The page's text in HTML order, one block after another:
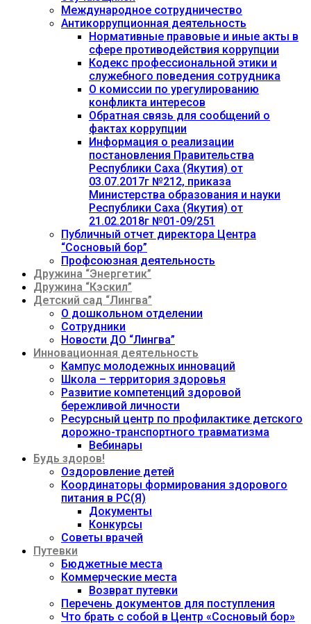
Международное сотрудничество
Антикоррупционная деятельность
Нормативные правовые и иные акты в
сфере противодействия коррупции
Кодекс профессиональной этики и
служебного поведения сотрудника
О комиссии по урегулированию
конфликта интересов
Обратная связь для сообщений о
фактах коррупции
Информация о реализации
постановления Правительства
Республики Саха (Якутия) от
03.07.2017г №212, приказа
Министерства образования и науки
Республики Саха (Якутия) от
21.02.2018г №01-09/251
Публичный отчет директора Центра
“Сосновый бор”
Профсоюзная деятельность
Дружина “Энергетик”
Дружина “Кэскил”
Детский сад “Лингва”
О дошкольном отделении
Сотрудники
Новости ДО “Лингва”
Инновационная деятельность
Кампус молодежных инноваций
Школа – территория здоровья
Развитие компетенций здоровой
бережливой личности
Ресурсный центр по профилактике детского
дорожно-транспортного травматизма
Вебинары
Будь здоров!
Оздоровление детей
Координаторы формирования здорового
питания в РС(Я)
Документы
Конкурсы
Советы врачей
Путевки
Бюджетные места
Коммерческие места
Возврат путевки
Перечень документов для поступления
Что брать с собой в Центр «Сосновый бор»